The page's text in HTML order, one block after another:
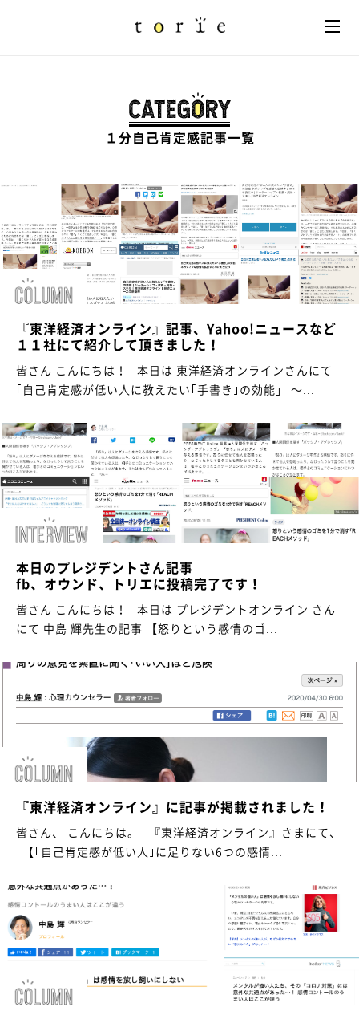
１分自己肯定感記事一覧
『東洋経済オンライン』記事、Yahoo!ニュースなど
１１社にて紹介して頂きました！
皆さん こんにちは！ 本日は 東洋経済オンラインさんにて
｢自己肯定感が低い人に教えたい｢手書き｣の効能」 ～...
本日のプレジデントさん記事
fb、オウンド、トリエに投稿完了です！
皆さん こんにちは！ 本日は プレジデントオンライン さん
にて 中島 輝先生の記事 【怒りという感情のゴ...
『東洋経済オンライン』に記事が掲載されました！
皆さん、 こんにちは。 『東洋経済オンライン』さまにて、
【｢自己肯定感が低い人｣に足りない6つの感情...